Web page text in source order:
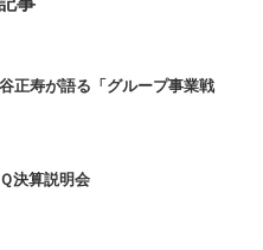
谷正寿が語る「グループ事業戦
決算説明会